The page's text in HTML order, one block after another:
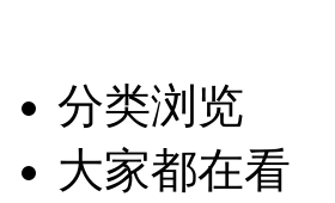
分类浏览
大家都在看